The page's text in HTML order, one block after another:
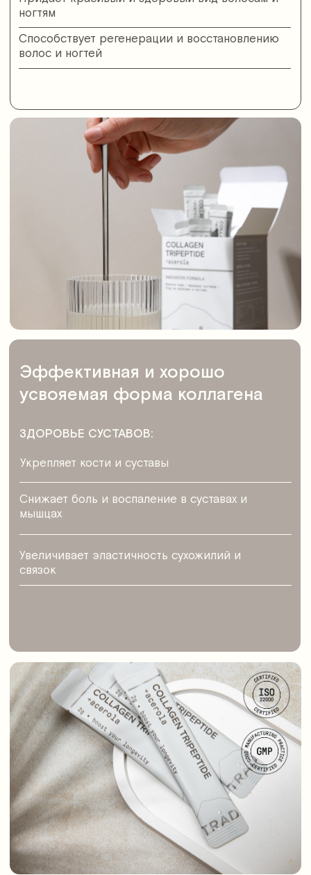
ACEROLA — мощный
природный антиоксидант
Содержит витамин С природного происхождения
Защищает кожу от свободных радикалов
Повышает иммунитет
Способствует повышению уровня энергии
Помогает справиться со стрессом и усталостью
Разделы каталога
Протеин
Коллаген
Биодобавки
Wellness-аксессуары
Боксы
Акции
Разделы сайта
О бренде
Оплата и доставка
Контакты
Сотрудничество
Качество
Контакты
+7 (495) 764-28-80
info@trad.one
Подписаться на рассылку